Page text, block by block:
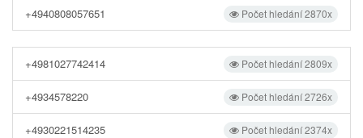
Počet hledání 2870x
+4940808057651
Počet hledání 2809x
+4981027742414
Počet hledání 2726x
+4934578220
Počet hledání 2374x
+4930221514235